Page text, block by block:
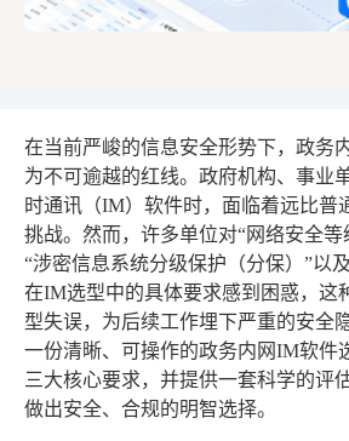
在当前严峻的信息安全形势下，政务
为不可逾越的红线。政府机构、事业
时通讯（IM）软件时，面临着远比普
挑战。然而，许多单位对“网络安全等
“涉密信息系统分级保护（分保）”以
在IM选型中的具体要求感到困惑，这
型失误，为后续工作埋下严重的安全
一份清晰、可操作的政务内网IM软件
三大核心要求，并提供一套科学的评
做出安全、合规的明智选择。